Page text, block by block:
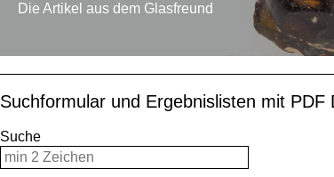
Die Artikel aus dem Glasfreund
Suchformular und Ergebnislisten mit PDF
Suche